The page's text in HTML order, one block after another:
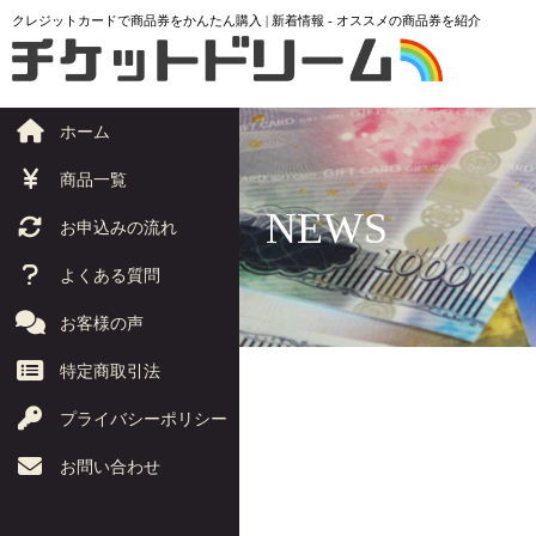
クレジットカードで商品券をかんたん購入 | 新着情報 - オススメの商品券を紹介
ホーム
商品一覧
お申込みの流れ
よくある質問
お客様の声
特定商取引法
プライバシーポリシー
お問い合わせ
NEWS